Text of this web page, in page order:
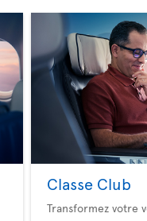
Classe Club
Transformez votre